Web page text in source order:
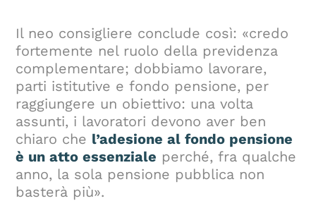
Il neo consigliere conclude così: «credo
fortemente nel ruolo della previdenza
complementare; dobbiamo lavorare,
parti istitutive e fondo pensione, per
raggiungere un obiettivo: una volta
assunti, i lavoratori devono aver ben
chiaro che l’adesione al fondo pensione
è un atto essenziale perché, fra qualche
anno, la sola pensione pubblica non
basterà più».